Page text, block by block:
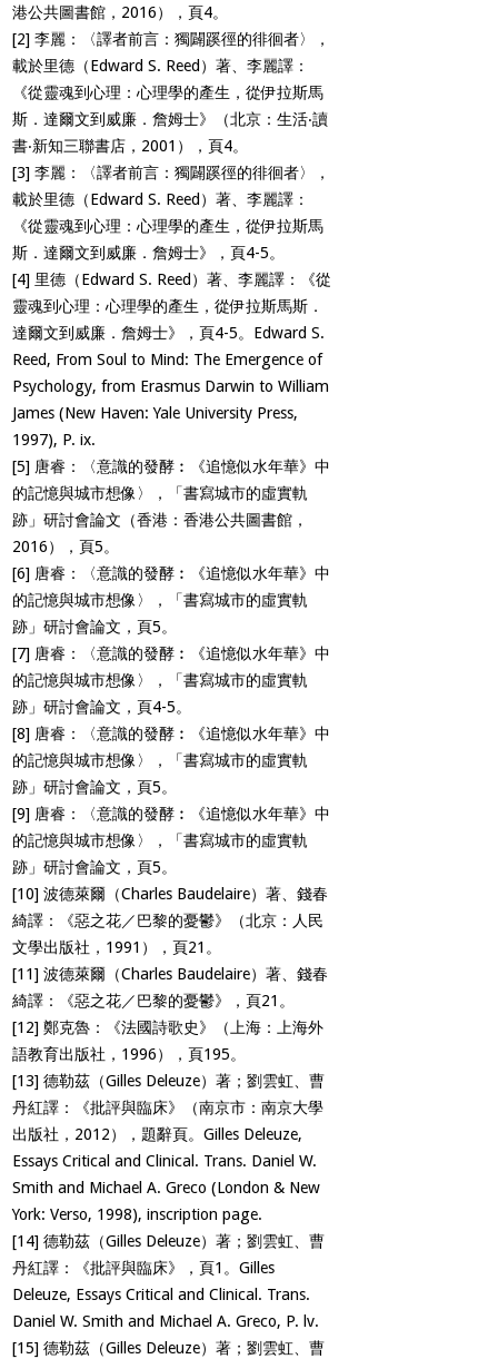
港公共圖書館，2016），頁4。
[2] 李麗：〈譯者前言：獨闢蹊徑的徘徊者〉，
載於里德（Edward S. Reed）著、李麗譯：
《從靈魂到心理：心理學的產生，從伊拉斯馬
斯．達爾文到威廉．詹姆士》（北京：生活‧讀
書‧新知三聯書店，2001），頁4。
[3] 李麗：〈譯者前言：獨闢蹊徑的徘徊者〉，
載於里德（Edward S. Reed）著、李麗譯：
《從靈魂到心理：心理學的產生，從伊拉斯馬
斯．達爾文到威廉．詹姆士》，頁4-5。
[4] 里德（Edward S. Reed）著、李麗譯：《從
靈魂到心理：心理學的產生，從伊拉斯馬斯．
達爾文到威廉．詹姆士》，頁4-5。Edward S.
Reed, From Soul to Mind: The Emergence of
Psychology, from Erasmus Darwin to William
James (New Haven: Yale University Press,
1997), P. ix.
[5] 唐睿：〈意識的發酵︰《追憶似水年華》中
的記憶與城市想像〉，「書寫城市的虛實軌
跡」研討會論文（香港：香港公共圖書館，
2016），頁5。
[6] 唐睿：〈意識的發酵︰《追憶似水年華》中
的記憶與城市想像〉，「書寫城市的虛實軌
跡」研討會論文，頁5。
[7] 唐睿：〈意識的發酵︰《追憶似水年華》中
的記憶與城市想像〉，「書寫城市的虛實軌
跡」研討會論文，頁4-5。
[8] 唐睿：〈意識的發酵︰《追憶似水年華》中
的記憶與城市想像〉，「書寫城市的虛實軌
跡」研討會論文，頁5。
[9] 唐睿：〈意識的發酵︰《追憶似水年華》中
的記憶與城市想像〉，「書寫城市的虛實軌
跡」研討會論文，頁5。
[10] 波德萊爾（Charles Baudelaire）著、錢春
綺譯：《惡之花／巴黎的憂鬱》（北京：人民
文學出版社，1991），頁21。
[11] 波德萊爾（Charles Baudelaire）著、錢春
綺譯：《惡之花／巴黎的憂鬱》，頁21。
[12] 鄭克魯：《法國詩歌史》（上海：上海外
語教育出版社，1996），頁195。
[13] 德勒茲（Gilles Deleuze）著；劉雲虹、曹
丹紅譯：《批評與臨床》（南京市：南京大學
出版社，2012），題辭頁。Gilles Deleuze,
Essays Critical and Clinical. Trans. Daniel W.
Smith and Michael A. Greco (London & New
York: Verso, 1998), inscription page.
[14] 德勒茲（Gilles Deleuze）著；劉雲虹、曹
丹紅譯：《批評與臨床》，頁1。Gilles
Deleuze, Essays Critical and Clinical. Trans.
Daniel W. Smith and Michael A. Greco, P. lv.
[15] 德勒茲（Gilles Deleuze）著；劉雲虹、曹